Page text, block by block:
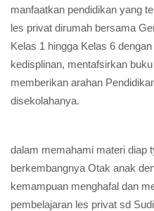
manfaatkan pendidikan yang
les privat dirumah bersama
Kelas 1 hingga Kelas 6
kedisplinan, mentafsirkan
memberikan arahan
disekolahanya.
dalam memahami materi diap
berkembangnya Otak anak
kemampuan menghafal dan
pembelajaran les privat sd